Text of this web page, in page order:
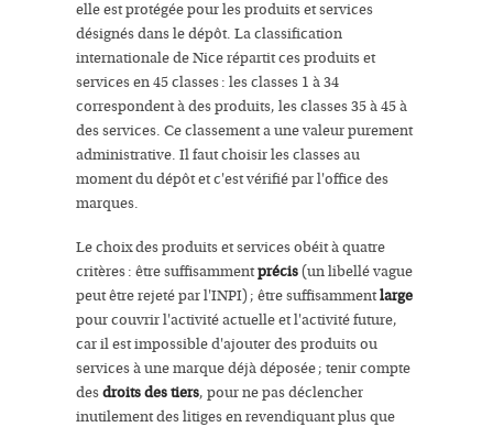
elle est protégée pour les produits et services
désignés dans le dépôt. La classification
internationale de Nice répartit ces produits et
services en 45 classes : les classes 1 à 34
correspondent à des produits, les classes 35 à 45 à
des services. Ce classement a une valeur purement
administrative. Il faut choisir les classes au
moment du dépôt et c'est vérifié par l'office des
marques.
Le choix des produits et services obéit à quatre
critères : être suffisammentprécis(un libellé vague
peut être rejeté par l'INPI) ; être suffisammentlarge
pour couvrir l'activité actuelle et l'activité future,
car il est impossible d'ajouter des produits ou
services à une marque déjà déposée ; tenir compte
desdroits des tiers, pour ne pas déclencher
inutilement des litiges en revendiquant plus que